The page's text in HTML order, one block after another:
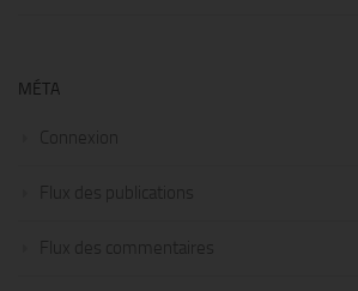
MÉTA
Connexion
Flux des publications
Flux des commentaires